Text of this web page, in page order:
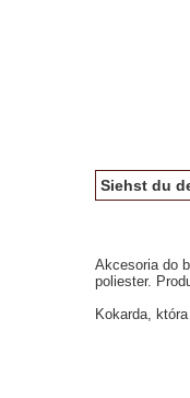
Siehst du
Akcesoria do
poliester.
Kokarda,